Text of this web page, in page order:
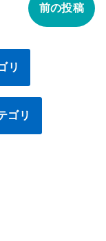
前の投稿
リ
ゴリ